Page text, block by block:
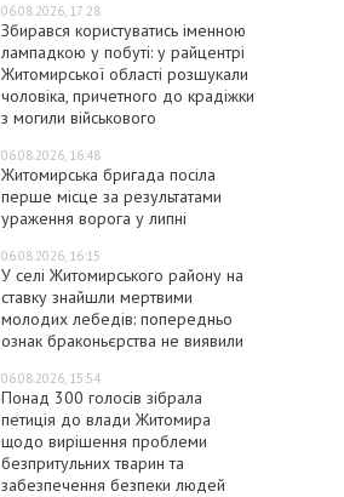
06.08.2026, 17:28
Збирався користуватись іменною
лампадкою у побуті: у райцентрі
Житомирської області розшукали
чоловіка, причетного до крадіжки
з могили військового
06.08.2026, 16:48
Житомирська бригада посіла
перше місце за результатами
ураження ворога у липні
06.08.2026, 16:15
У селі Житомирського району на
ставку знайшли мертвими
молодих лебедів: попередньо
ознак браконьєрства не виявили
06.08.2026, 15:54
Понад 300 голосів зібрала
петиція до влади Житомира
щодо вирішення проблеми
безпритульних тварин та
забезпечення безпеки людей